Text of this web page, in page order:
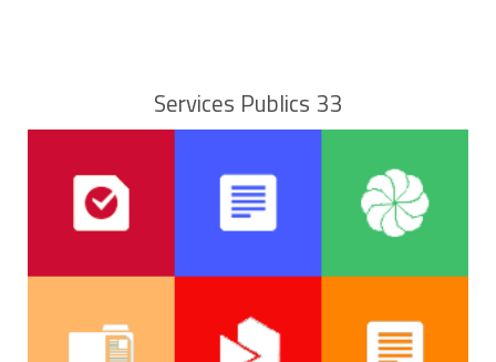
Le tribunal peut refuser une telle constitution de
partie civil notamment s'il estime que la personne n'a
été touchée par l'infraction jugée.
Services Publics 33